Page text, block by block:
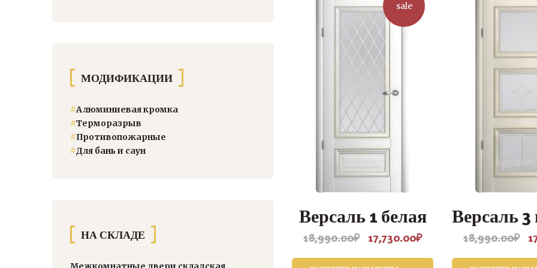
sale
Версаль 1 белая
18,990.00₽
Первоначальная
составляла
17,730.00₽Текущая
Версаль 3
18,990.00₽
МОДИФИКАЦИИ
#Алюминиевая кромка
#Терморазрыв
#Противопожарные
#Для бань и саун
НА СКЛАДЕ